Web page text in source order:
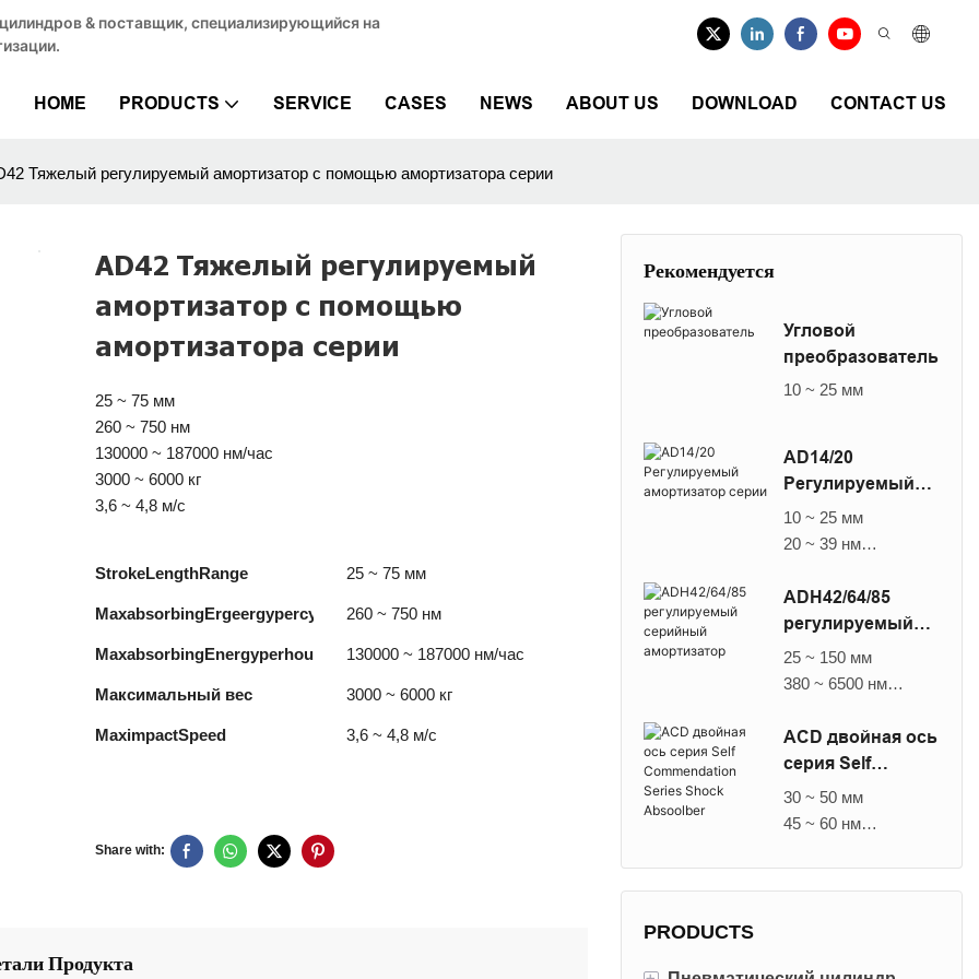
& поставщик, специализирующийся на
HOME PRODUCTS SERVICE CASES NEWS ABOUT US DOWNLOAD CONTACT US
Тяжелый регулируемый амортизатор с помощью амортизатора серии
AD42 Тяжелый регулируемый
амортизатор с помощью
амортизатора серии
25 ~ 75 мм
260 ~ 750 нм
130000 ~ 187000 нм/час
3000 ~ 6000 кг
3,6 ~ 4,8 м/с
StrokeLengthRange 25 ~ 75 мм
MaxabsorbingErgeergypercycle 260 ~ 750 нм
MaxabsorbingEnergyperhour 130000 ~ 187000 нм/час
Максимальный вес 3000 ~ 6000 кг
MaximpactSpeed 3,6 ~ 4,8 м/с
Share with:
Продукта
Рекомендуется
Угловой
преобразователь
10 ~ 25 мм
AD14/20
Регулируемый
амортизатор
серии
10 ~ 25 мм
20 ~ 39 нм
час
80 ~ 312 кг
3,2 ~ 3,6 м/с
ADH42/64/85
регулируемый
серийный
амортизатор
25 ~ 150 мм
380 ~ 6500 нм
час
3500 ~ 44000 кг
1,8 ~ 2,5 м/с
ACD двойная ось
серия Self
Commendation
Series Shock
30 ~ 50 мм
45 ~ 60 нм
PRODUCTS